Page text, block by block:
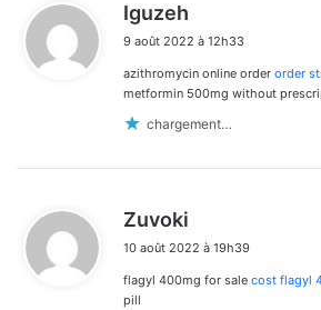
Iguzeh
t
:
9 août 2022 à 12h33
azithromycin online order order
metformin 500mg without
chargement…
Zuvoki
t
10 août 2022 à 19h39
flagyl 400mg for sale cost flagyl
pill